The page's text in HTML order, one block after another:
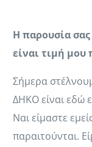
Η παρουσία
είναι τιμή
Σήμερα
ΔΗΚΟ είναι εδώ
Ναι είμαστε
παραιτούνται.